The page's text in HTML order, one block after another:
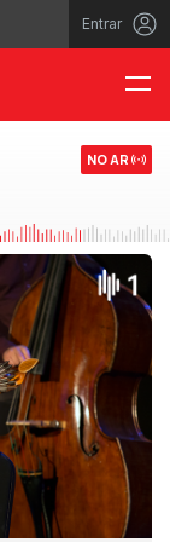
Entrar
NO AR